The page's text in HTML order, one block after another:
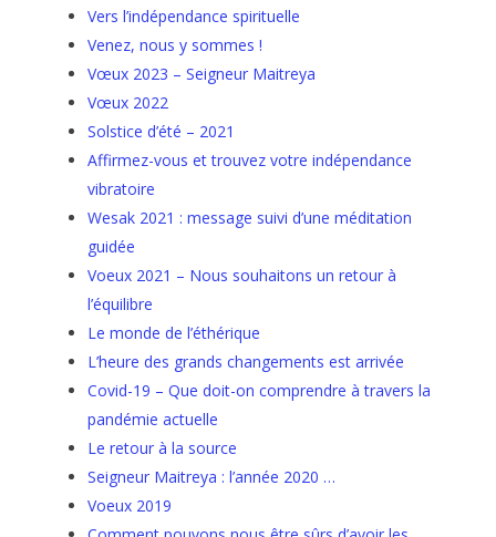
Vers l’indépendance spirituelle
Venez, nous y sommes !
Vœux 2023 – Seigneur Maitreya
Vœux 2022
Solstice d’été – 2021
Affirmez-vous et trouvez votre indépendance
vibratoire
Wesak 2021 : message suivi d’une méditation
guidée
Voeux 2021 – Nous souhaitons un retour à
l’équilibre
Le monde de l’éthérique
L’heure des grands changements est arrivée
Covid-19 – Que doit-on comprendre à travers la
pandémie actuelle
Le retour à la source
Seigneur Maitreya : l’année 2020 …
Voeux 2019